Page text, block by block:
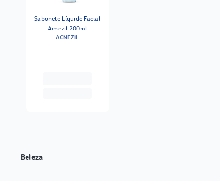
Sabonete Líquido Facial
Acnezil 200ml
ACNEZIL
Beleza